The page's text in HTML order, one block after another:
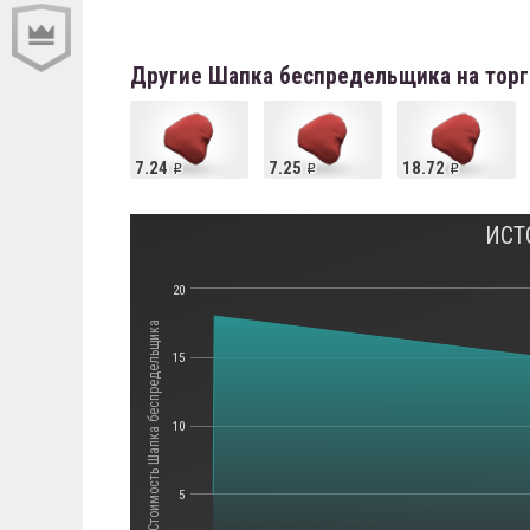
Другие Шапка беспредельщика на
7.24 7.25 18.72
Стоимость Шапка беспредельщика 5
10
15
20